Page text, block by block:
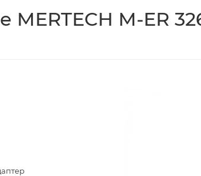
MERTECH M-ER